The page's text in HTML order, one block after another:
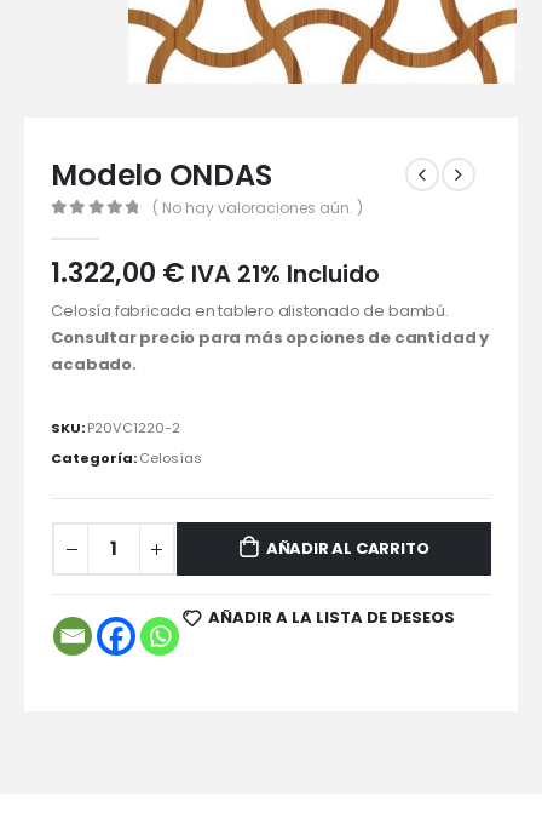
Modelo ONDAS
( No hay valoraciones aún. )
1.322,00 € IVA 21% Incluido
Celosía fabricada en tablero alistonado de bambú.
Consultar precio para más opciones de cantidad y
acabado.
SKU:P20VC1220-2
Categoría:Celosías
AÑADIR AL CARRITO
AÑADIR A LA LISTA DE DESEOS